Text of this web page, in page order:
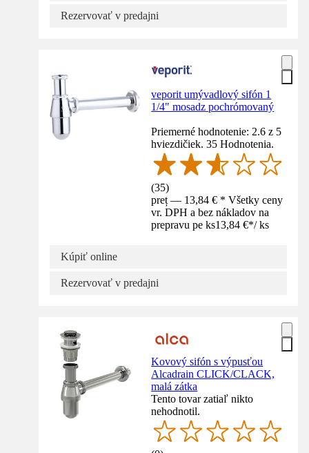
Rezervovať v predajni
veporit umývadlový sifón 1
1/4" mosadz pochrómovaný
Priemerné hodnotenie: 2.6 z 5
hviezdičiek. 35 Hodnotenia.
(35)
preț — 13,84 € * Všetky ceny
vr. DPH a bez nákladov na
prepravu pe ks13,84 €*/ ks
Kúpiť online
Rezervovať v predajni
Kovový sifón s výpusťou
Alcadrain CLICK/CLACK,
malá zátka
Tento tovar zatiaľ nikto
nehodnotil.